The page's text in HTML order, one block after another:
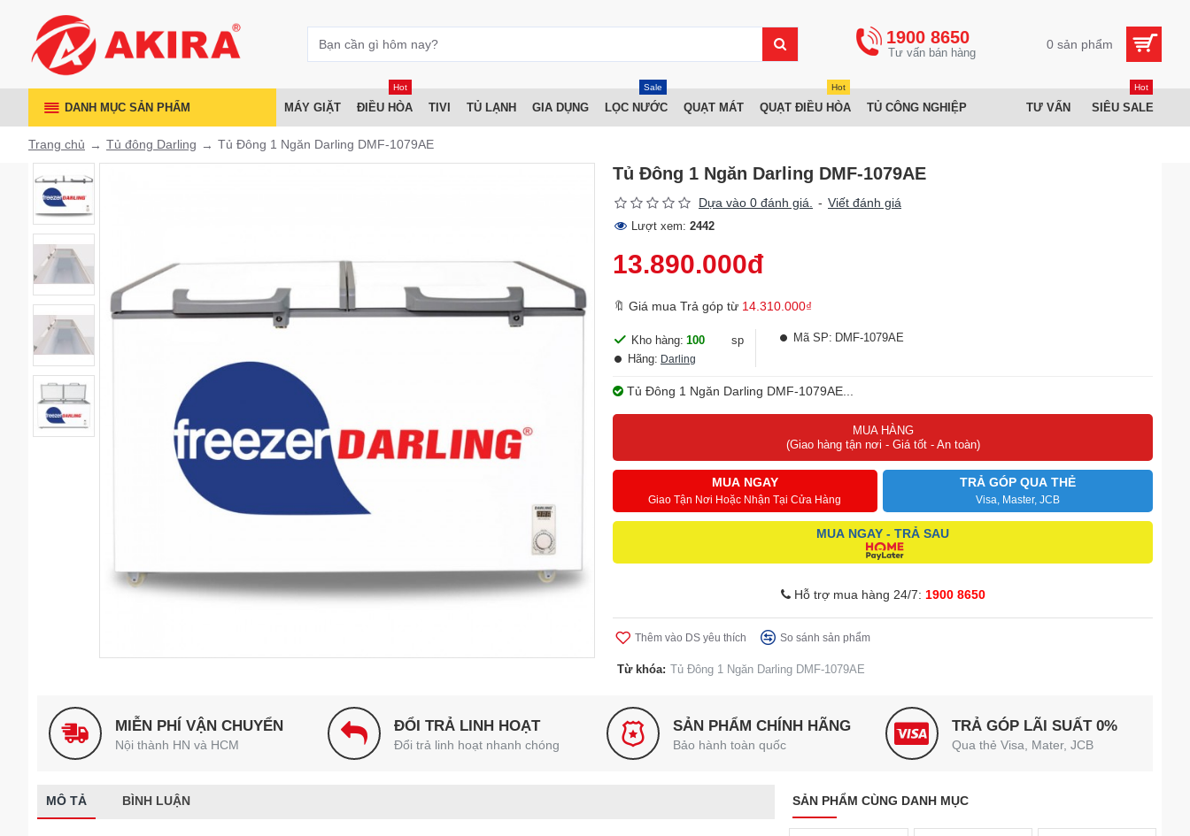
1900 8650 0 sản phẩm
DANH MỤC SẢN PHẨM MÁY GIẶT ĐIỀU HÒA
Hot
TIVI TỦ LẠNH GIA DỤNG LỌC NƯỚC
Sale
QUẠT MÁT QUẠT ĐIỀU HÒA
Hot
TỦ CÔNG NGHIỆP TƯ VẤN SIÊU SALE
Hot
Trang chủ Tủ đông Darling Tủ Đông 1 Ngăn Darling DMF-1079AE
Tủ Đông 1 Ngăn Darling DMF-1079AE
Dựa vào 0 đánh giá. - Viết đánh giá
Lượt xem: 2442
13.890.000đ
🔖 Giá mua Trả góp từ 14.310.000₫
Kho hàng: 100
sp
Hãng: Darling
Mã SP: DMF-1079AE
Tủ Đông 1 Ngăn Darling DMF-1079AE...
MUA HÀNG
(Giao hàng tận nơi - Giá tốt - An toàn)
MUA NGAY
Giao Tận Nơi Hoặc Nhận Tại Cửa Hàng
TRẢ GÓP QUA THẺ
Visa, Master, JCB
MUA NGAY - TRẢ SAU
Hỗ trợ mua hàng 24/7: 1900 8650
Thêm vào DS yêu thích So sánh sản phẩm
Từ khóa: Tủ Đông 1 Ngăn Darling DMF-1079AE
MIỄN PHÍ VẬN CHUYỂN
Nội thành HN và HCM
ĐỔI TRẢ LINH HOẠT
Đổi trả linh hoạt nhanh chóng
SẢN PHẨM CHÍNH HÃNG
Bảo hành toàn quốc
TRẢ GÓP LÃI SUẤT 0%
Qua thẻ Visa, Mater, JCB
MÔ TẢ BÌNH LUẬN SẢN PHẨM CÙNG DANH MỤC